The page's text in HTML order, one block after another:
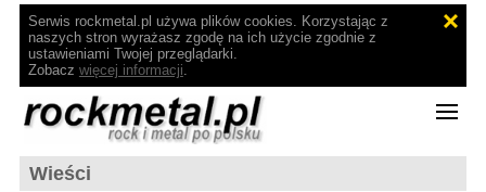
Serwis rockmetal.pl używa plików cookies. Korzystając z
naszych stron wyrażasz zgodę na ich użycie zgodnie z
ustawieniami Twojej przeglądarki.
Zobacz więcej informacji.
Wieści